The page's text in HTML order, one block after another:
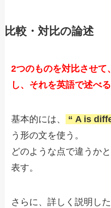
比較・対比の論述
2つのものを対比させて
し、それを英語で述べ
基本的には、 “ A is
う形の文を使う。
どのような点で違うか
表す。
さらに、詳しく説明した